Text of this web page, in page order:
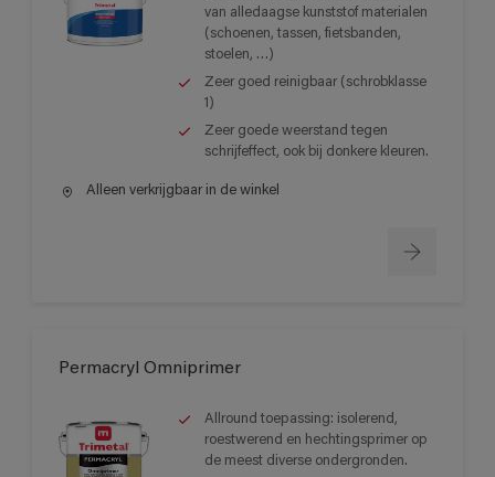
van alledaagse kunststof materialen
(schoenen, tassen, fietsbanden,
stoelen, …)
Zeer goed reinigbaar (schrobklasse
1)
Zeer goede weerstand tegen
schrijfeffect, ook bij donkere kleuren.
Alleen verkrijgbaar in de winkel
Permacryl Omniprimer
Allround toepassing: isolerend,
roestwerend en hechtingsprimer op
de meest diverse ondergronden.